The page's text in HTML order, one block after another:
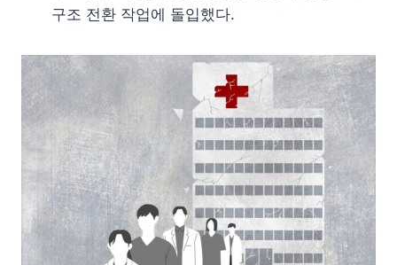
구조 전환 작업에 돌입했다.